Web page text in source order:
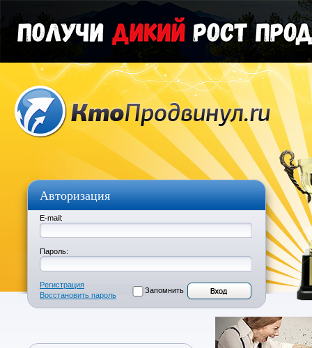
Авторизация
E-mail:
Пароль:
Регистрация
Восстановить пароль
Запомнить